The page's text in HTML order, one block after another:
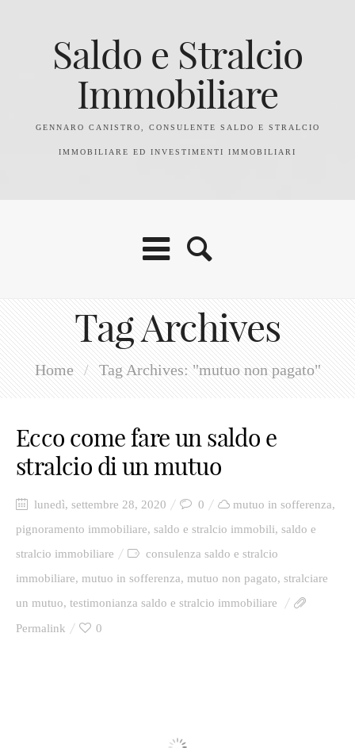
Saldo e Stralcio
Immobiliare
GENNARO CANISTRO, CONSULENTE SALDO E STRALCIO
IMMOBILIARE ED INVESTIMENTI IMMOBILIARI
Home
Presentazione
Richiedi una consulenza
Tag Archives
Home / Tag Archives: "mutuo non pagato"
Ecco come fare un saldo e
stralcio di un mutuo
lunedì, settembre 28, 2020 0 mutuo in sofferenza,
pignoramento immobiliare, saldo e stralcio immobili, saldo e
stralcio immobiliare
consulenza saldo e stralcio
immobiliare, mutuo in sofferenza, mutuo non pagato, stralciare
un mutuo, testimonianza saldo e stralcio immobiliare
Permalink
0